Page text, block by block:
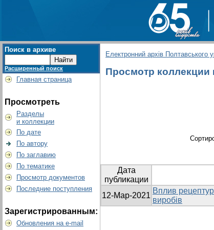
Поиск в архиве
Расширенный поиск
Главная страница
Просмотреть
Разделы
и коллекции
По дате
По автору
По заглавию
По тематике
Просмотр документов
Последние поступления
Зарегистрированным:
Обновления на e-mail
Електронний архів Полтавського
Просмотр коллекции
Дата
публикации
12-Мар-2021
Вплив
виробів